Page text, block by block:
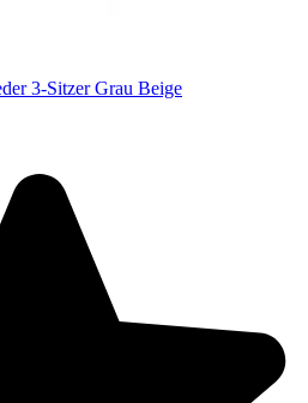
3-Sitzer Grau Beige